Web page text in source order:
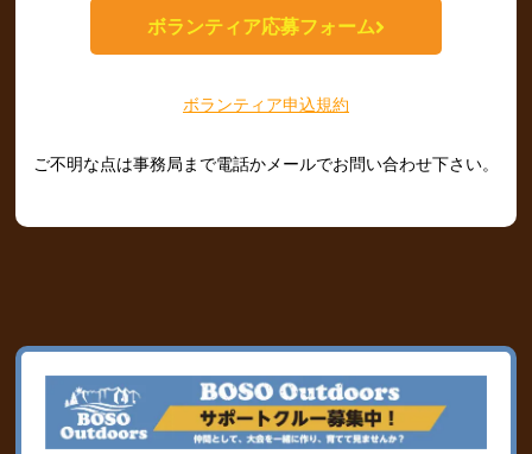
ボランティア応募フォーム
ボランティア申込規約
ご不明な点は事務局まで電話かメールでお問い合わせ下さい。